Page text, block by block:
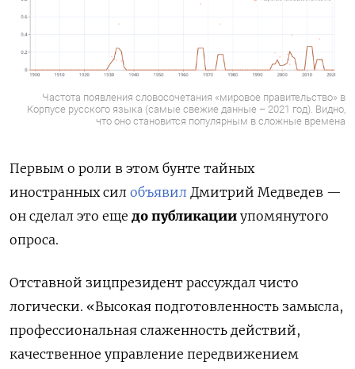
Частота появления словосочетания «мировое правительство» в
Корпусе русского языка (самые свежие данные – 2021 год). Видно,
что оно становится популярным в сложные времена
Первым о роли в этом бунте тайных
иностранных сил объявил Дмитрий Медведев —
он сделал это еще до публикации упомянутого
опроса.
Отставной зицпрезидент рассуждал чисто
логически. «Высокая подготовленность замысла,
профессиональная слаженность действий,
качественное управление передвижением